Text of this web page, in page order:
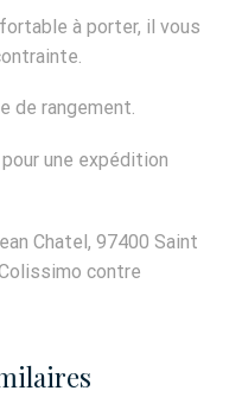
à porter, il vous
de rangement.
une expédition
Chatel, 97400 Saint
contre